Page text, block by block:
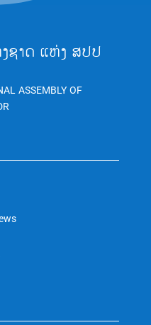
ຊາດ ແຫ່ງ ສປປ
ASSEMBLY OF